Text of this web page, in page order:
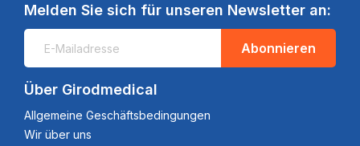
Melden Sie sich für unseren Newsletter an:
Abonnieren
Über Girodmedical
Allgemeine Geschäftsbedingungen
Wir über uns